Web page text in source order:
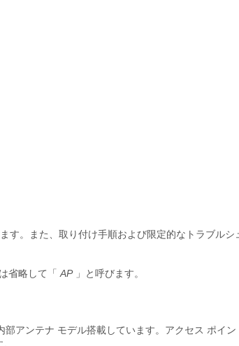
す。また、取り付け手順および限定的なトラブルシ
省略して「 AP」と呼びます。
アンテナ モデル搭載しています。アクセス ポイン